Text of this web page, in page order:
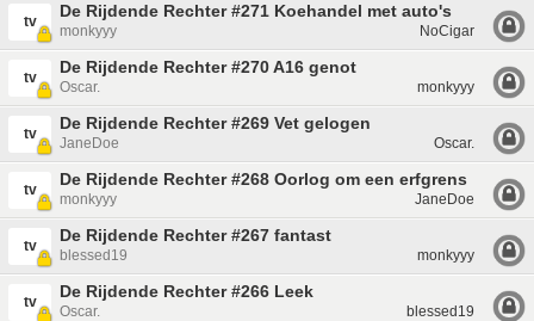
tv
De Rijdende Rechter #271 Koehandel met auto's
monkyyy NoCigar
tv
De Rijdende Rechter #270 A16 genot
Oscar. monkyyy
tv
De Rijdende Rechter #269 Vet gelogen
JaneDoe Oscar.
tv
De Rijdende Rechter #268 Oorlog om een erfgrens
monkyyy JaneDoe
tv
De Rijdende Rechter #267 fantast
blessed19 monkyyy
tv
De Rijdende Rechter #266 Leek
Oscar. blessed19